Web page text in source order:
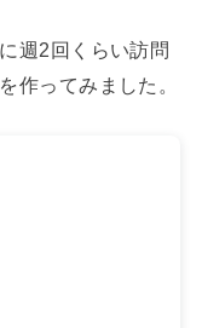
週2回くらい訪問
作ってみました。